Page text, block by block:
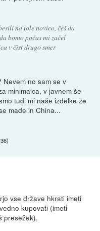
na tole novico, češ da
bomo počas mi začel
v čist drugo smer
no sam se v
minimalca, v javnem še
tudi mi naše izdelke že
made in China...
)
vse države hkrati imeti
kupovati (imeti
presežek).